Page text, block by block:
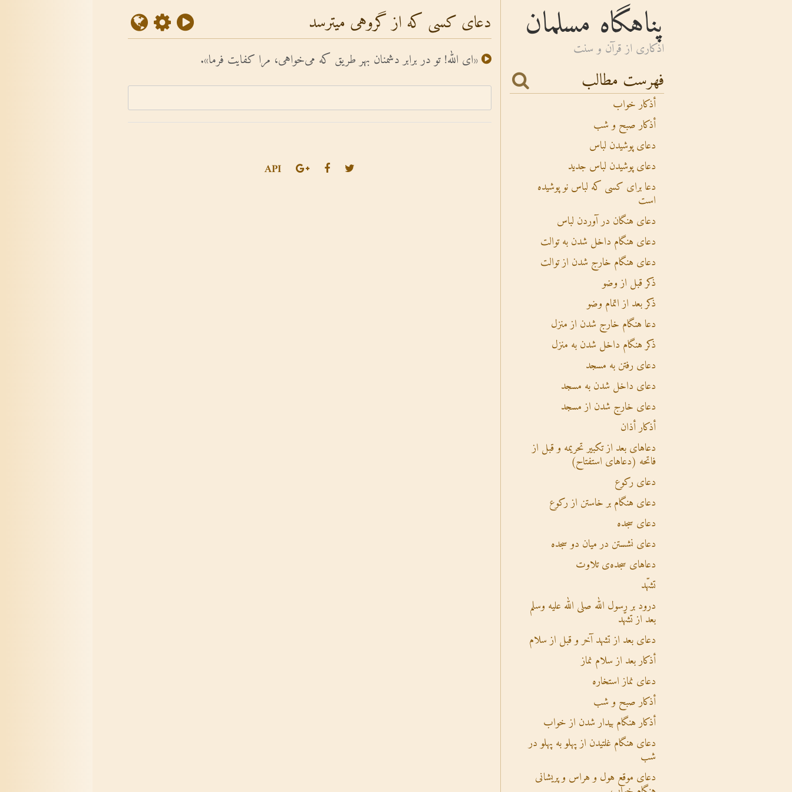
پناهگاه مسلمان
اذكارى از قرآن و سنت
فهرست مطالب
أذکار خواب
أذکار صبح و شب
دعای پوشیدن لباس
دعای پوشیدن لباس جدید
دعا برای کسی که لباس نو پوشیده
است
دعای هنگان در آوردن لباس
دعای هنگام داخل شدن به توالت
دعای هنگام خارج شدن از توالت
ذکر قبل از وضو
ذکر بعد از اتمام وضو
دعا هنگام خارج شدن از منزل
ذکر هنگام داخل شدن به منزل
دعای رفتن به مسجد
دعای داخل شدن به مسجد
دعای خارج شدن از مسجد
أذکار أذان
دعاهای بعد از تکبیر تحریمه و قبل از
فاتحه (دعاهای استفتاح)
دعای رکوع
دعای هنگام بر خاستن از رکوع
دعای سجده
دعای نشستن در میان دو سجده
دعاهای سجده‌ی تلاوت
تشهّد
درود بر رسول الله صلی الله علیه وسلم
بعد از تشهّد
دعای بعد از تشهد آخر و قبل از سلام
أذکار بعد از سلام نماز
دعای نماز استخاره
أذکار صبح و شب
أذکار هنگام بیدار شدن از خواب
دعای هنگام غلتیدن از پهلو به پهلو در
شب
دعای موقع هول و هراس و پریشانی
دعای کسی که از گروهی میترسد
«اى الله! تو در برابر دشمنان بهر طریق که می‌خواهى، مرا کفایت فرما».
API